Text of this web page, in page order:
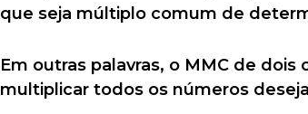
que seja múltiplo comum de
Em outras palavras, o MMC de
multiplicar todos os números